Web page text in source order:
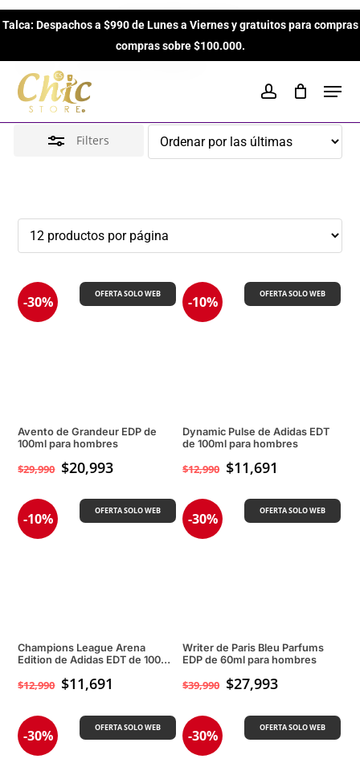
Skip
to
content
Talca: Despachos a $990 de Lunes a Viernes y gratuitos para compras
compras sobre $100.000.
account
Amaderados
Inicio Perfumes para Hombres Amaderados
Filters
OFERTA SOLO WEB
-30%
Avento de Grandeur EDP de
100ml para hombres
$29,990 $20,993
-10% OFERTA SOLO WEB
Dynamic Pulse de Adidas EDT
de 100ml para hombres
$12,990 $11,691
-10% OFERTA SOLO WEB
Champions League Arena
Edition de Adidas EDT de 100ml
$12,990 $11,691
-30% OFERTA SOLO WEB
Writer de Paris Bleu Parfums
EDP de 60ml para hombres
$39,990 $27,993
-30% OFERTA SOLO WEB OFERTA SOLO WEB
-30%